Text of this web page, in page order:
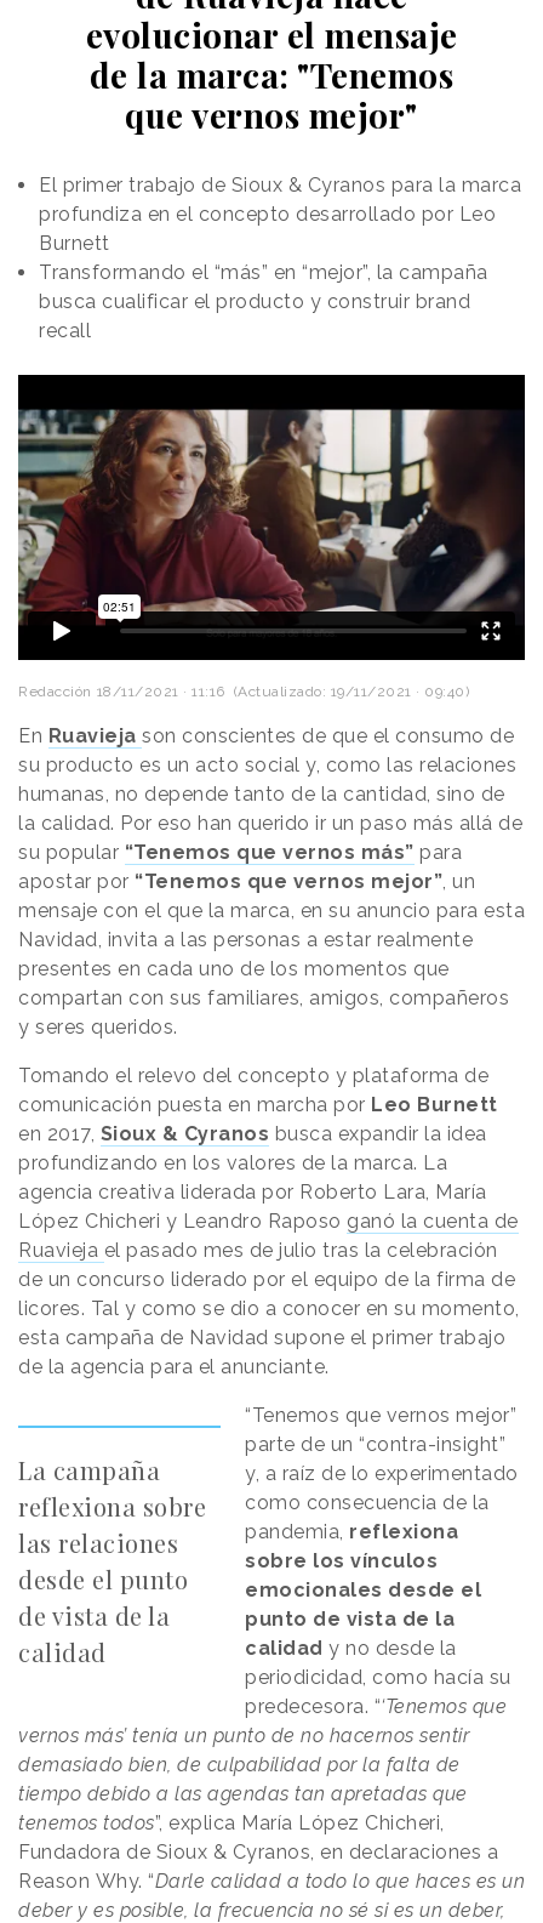
evolucionar el mensaje
de la marca: "Tenemos
que vernos mejor"
El primer trabajo de Sioux & Cyranos para la marca
profundiza en el concepto desarrollado por Leo
Burnett
Transformando el “más” en “mejor”, la campaña
busca cualificar el producto y construir brand
recall
Redacción 18/11/2021 · 11:16 (Actualizado: 19/11/2021 · 09:40)
En Ruavieja son conscientes de que el consumo de
su producto es un acto social y, como las relaciones
humanas, no depende tanto de la cantidad, sino de
la calidad. Por eso han querido ir un paso más allá de
su popular “Tenemos que vernos más” para
apostar por “Tenemos que vernos mejor” , un
mensaje con el que la marca, en su anuncio para esta
Navidad, invita a las personas a estar realmente
presentes en cada uno de los momentos que
compartan con sus familiares, amigos, compañeros
y seres queridos.
Tomando el relevo del concepto y plataforma de
comunicación puesta en marcha por Leo Burnett
en 2017, Sioux & Cyranos busca expandir la idea
profundizando en los valores de la marca. La
agencia creativa liderada por Roberto Lara, María
López Chicheri y Leandro Raposo ganó la cuenta de
Ruavieja el pasado mes de julio tras la celebración
de un concurso liderado por el equipo de la firma de
licores. Tal y como se dio a conocer en su momento,
esta campaña de Navidad supone el primer trabajo
de la agencia para el anunciante.
La campaña
reflexiona sobre
las relaciones
desde el punto
de vista de la
calidad
“Tenemos que vernos mejor”
parte de un “contra-insight”
y, a raíz de lo experimentado
como consecuencia de la
pandemia, reflexiona
sobre los vínculos
emocionales desde el
punto de vista de la
calidad y no desde la
periodicidad, como hacía su
predecesora. “‘Tenemos que
vernos más’ tenía un punto de no hacernos sentir
demasiado bien, de culpabilidad por la falta de
tiempo debido a las agendas tan apretadas que
tenemos todos”, explica María López Chicheri,
Fundadora de Sioux & Cyranos, en declaraciones a
Reason Why. “Darle calidad a todo lo que haces es un
deber y es posible, la frecuencia no sé si es un deber,